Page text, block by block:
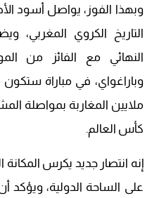
وبهذا الفوز، يواصل أسود
التاريخ الكروي المغربي،
النهائي مع الفائز من
وباراغواي، في مباراة
ملايين المغاربة بمواصلة
كأس العالم.
إنه انتصار جديد يكرس المكانة
على الساحة الدولية،